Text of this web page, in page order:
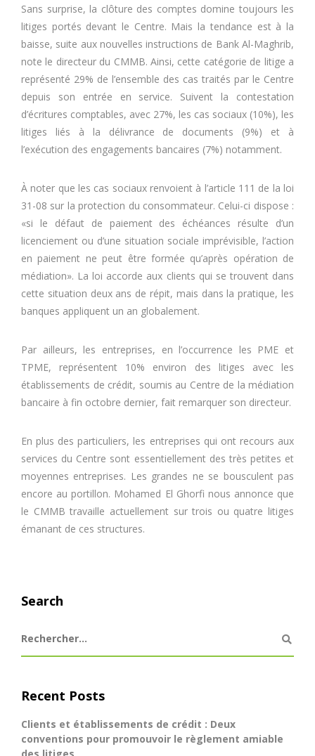
Sans surprise, la clôture des comptes domine toujours les
litiges portés devant le Centre. Mais la tendance est à la
baisse, suite aux nouvelles instructions de Bank Al-Maghrib,
note le directeur du CMMB. Ainsi, cette catégorie de litige a
représenté 29% de l’ensemble des cas traités par le Centre
depuis son entrée en service. Suivent la contestation
d’écritures comptables, avec 27%, les cas sociaux (10%), les
litiges liés à la délivrance de documents (9%) et à
l’exécution des engagements bancaires (7%) notamment.
À noter que les cas sociaux renvoient à l’article 111 de la loi
31-08 sur la protection du consommateur. Celui-ci dispose :
«si le défaut de paiement des échéances résulte d’un
licenciement ou d’une situation sociale imprévisible, l’action
en paiement ne peut être formée qu’après opération de
médiation». La loi accorde aux clients qui se trouvent dans
cette situation deux ans de répit, mais dans la pratique, les
banques appliquent un an globalement.
Par ailleurs, les entreprises, en l’occurrence les PME et
TPME, représentent 10% environ des litiges avec les
établissements de crédit, soumis au Centre de la médiation
bancaire à fin octobre dernier, fait remarquer son directeur.
En plus des particuliers, les entreprises qui ont recours aux
services du Centre sont essentiellement des très petites et
moyennes entreprises. Les grandes ne se bousculent pas
encore au portillon. Mohamed El Ghorfi nous annonce que
le CMMB travaille actuellement sur trois ou quatre litiges
émanant de ces structures.
Search
Recent Posts
Clients et établissements de crédit : Deux
conventions pour promouvoir le règlement amiable